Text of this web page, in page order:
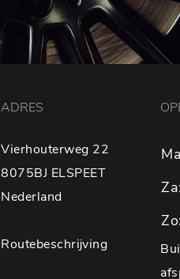
ADRES
Vierhouterweg 22
8075BJ ELSPEET
Nederland
Routebeschrijving
Za:
Zo: